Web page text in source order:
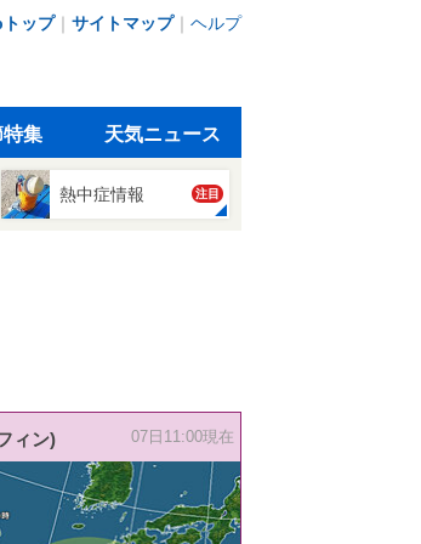
ップ｜ サイトマップ｜ ヘルプ
集 天気ニュース
熱中症情報 注目
ィン) 07日11:00現在